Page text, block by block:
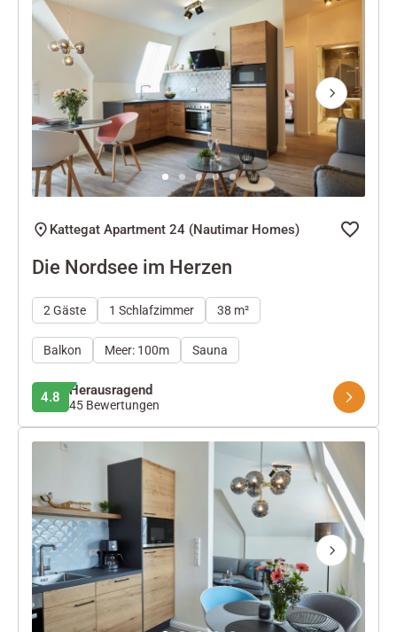
Next
Kattegat Apartment 24 (Nautimar Homes)
Die Nordsee im Herzen
2 Gäste 1 Schlafzimmer 38 m²
Balkon Meer: 100m Sauna
4.8 Herausragend
45 Bewertungen
Next